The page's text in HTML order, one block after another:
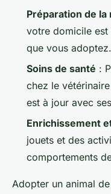
Préparation de la
votre domicile est
que vous adoptez.
Soins de santé :
chez le
est à jour avec
Enrichissement
jouets et des
comportements
Adopter un animal